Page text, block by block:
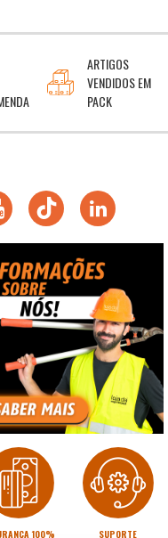
ARTIGOS
VENDIDOS EM
PACK
100% SUPORTE